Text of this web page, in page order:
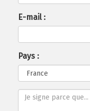
E-mail :
Pays :